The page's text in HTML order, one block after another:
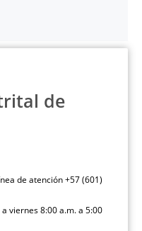
de
de atención +57 (601)
viernes 8:00 a.m. a 5:00